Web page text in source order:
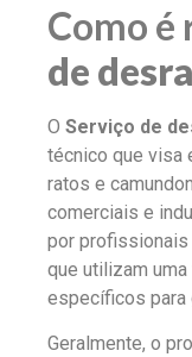
Como é
de
O Serviço de
técnico que visa
ratos e
comerciais e
por profissionais
que utilizam
específicos para
Geralmente, o